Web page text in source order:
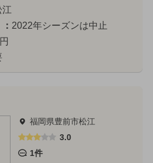
江
2022年シーズンは中止
福岡県豊前市松江
3.0
1件